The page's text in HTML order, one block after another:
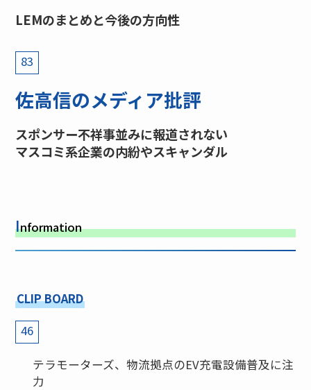
LEMのまとめと今後の方向性
83
佐高信のメディア批評
スポンサー不祥事並みに報道されない
マスコミ系企業の内紛やスキャンダル
Information
CLIP BOARD
46
テラモーターズ、物流拠点のEV充電設備普及に注
力